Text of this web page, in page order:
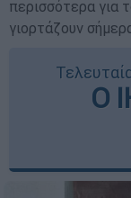
περισσότερα για
γιορτάζουν
Ο